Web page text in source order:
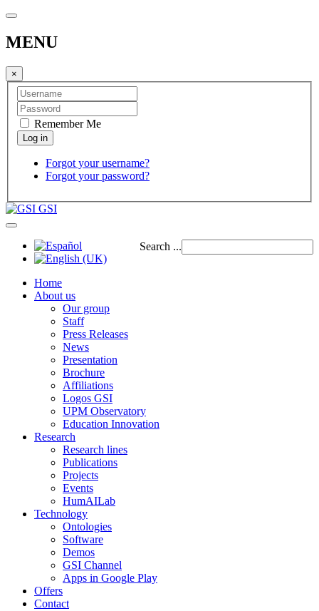
MENU
×
Remember Me
Forgot your username?
Forgot your password?
GSI
Search ...
Home
About us
Our group
Staff
Press Releases
News
Presentation
Brochure
Affiliations
Logos GSI
UPM Observatory
Education Innovation
Research
Research lines
Publications
Projects
Events
HumAILab
Technology
Ontologies
Software
Demos
GSI Channel
Apps in Google Play
Offers
Contact